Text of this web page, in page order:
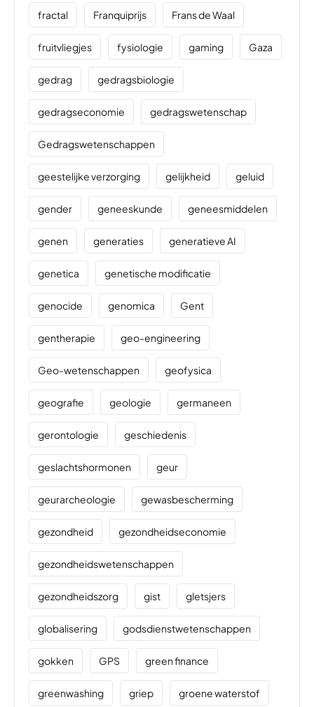
fractal Franquiprijs Frans de Waal
fruitvliegjes fysiologie gaming Gaza
gedrag gedragsbiologie
gedragseconomie gedragswetenschap
Gedragswetenschappen
geestelijke verzorging gelijkheid geluid
gender geneeskunde geneesmiddelen
genen generaties generatieve AI
genetica genetische modificatie
genocide genomica Gent
gentherapie geo-engineering
Geo-wetenschappen geofysica
geografie geologie germaneen
gerontologie geschiedenis
geslachtshormonen geur
geurarcheologie gewasbescherming
gezondheid gezondheidseconomie
gezondheidswetenschappen
gezondheidszorg gist gletsjers
globalisering godsdienstwetenschappen
gokken GPS green finance
greenwashing griep groene waterstof